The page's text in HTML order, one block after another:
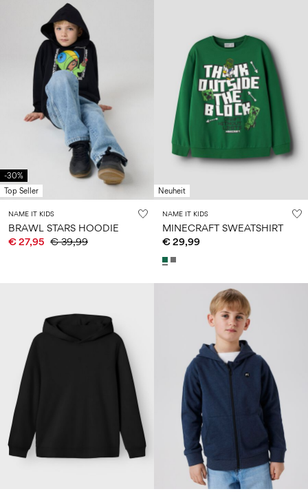
-30%
Top Seller
NAME IT KIDS
BRAWL STARS HOODIE
€ 27,95 € 39,99
Neuheit
NAME IT KIDS
MINECRAFT SWEATSHIRT
€ 29,99